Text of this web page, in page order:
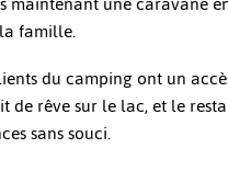
famille.
du camping ont un
de rêve sur le lac, et le
sans souci.